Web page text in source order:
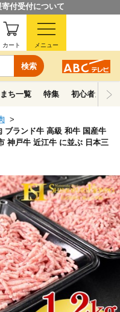
付受付について
検索
カート メニュー
まち一覧 特集 初心者ガイド
ブランド牛 高級 和牛 国産牛
神戸牛 近江牛 に並ぶ 日本三